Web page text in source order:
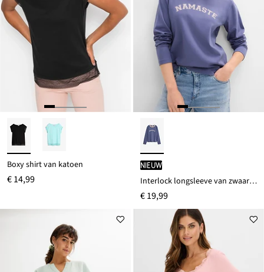
Boxy shirt van katoen
€ 14,99
Nieuw
Interlock longsleeve van zwaar biologisch katoen
€ 19,99